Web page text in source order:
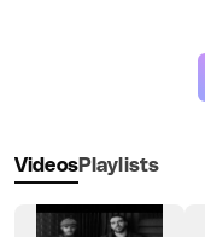
VideosPlaylists